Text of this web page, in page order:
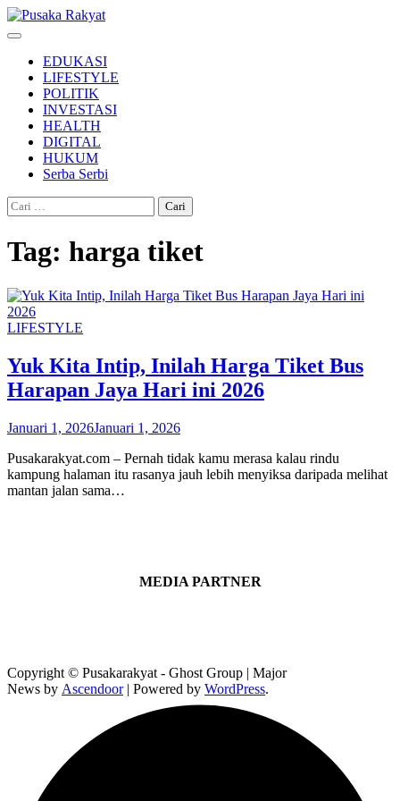
Skip
to
EDUKASI
LIFESTYLE
POLITIK
INVESTASI
HEALTH
DIGITAL
HUKUM
Serba Serbi
Cari
untuk:
Tag: harga tiket
LIFESTYLE
Yuk Kita Intip, Inilah Harga Tiket Bus
Harapan Jaya Hari ini 2026
Januari 1, 2026Januari 1, 2026
Pusakarakyat.com – Pernah tidak kamu merasa kalau rindu
kampung halaman itu rasanya jauh lebih menyiksa daripada melihat
mantan jalan sama…
MEDIA PARTNER
Copyright © Pusakarakyat - Ghost Group | Major
News by Ascendoor| Powered by WordPress.